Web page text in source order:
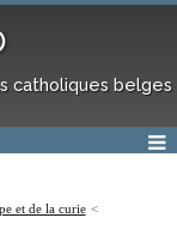
catholiques belges
et de la curie